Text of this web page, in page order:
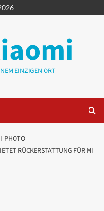
EINZIGEN ORT
PHOTO-
RÜCKERSTATTUNG FÜR MI